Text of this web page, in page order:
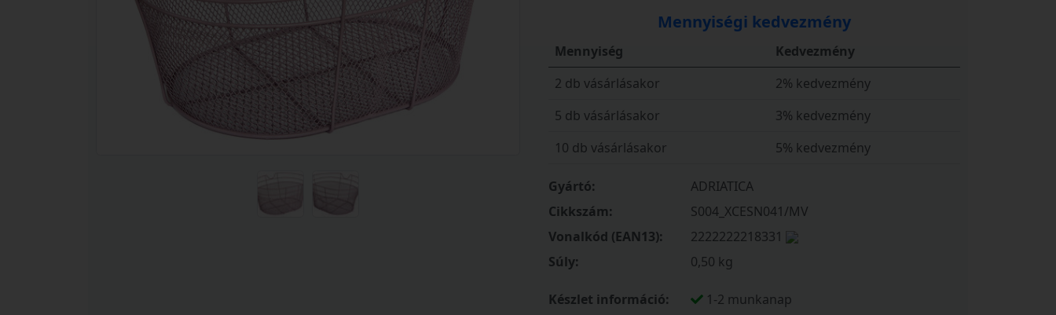
Mennyiségi kedvezmény
Mennyiség
Kedvezmény
2 db vásárlásakor
2% kedvezmény
5 db vásárlásakor
3% kedvezmény
10 db vásárlásakor
5% kedvezmény
Gyártó:
ADRIATICA
Cikkszám:
S004_XCESN041/MV
Vonalkód (EAN13):
2222222218331
Súly:
0,50 kg
Készlet információ: 1-2 munkanap